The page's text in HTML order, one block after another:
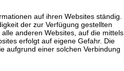
auf ihren Websites ständig.
der zur Verfügung gestellten
anderen Websites, auf die mittels
erfolgt auf eigene Gefahr. Die
aufgrund einer solchen Verbindung